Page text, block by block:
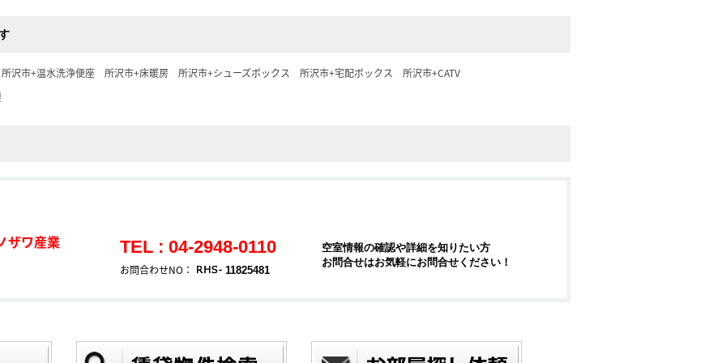
所沢市+温水洗浄便座 所沢市+床暖房 所沢市+シューズボックス 所沢市+宅配ボックス
所沢市+CATV
ザワ産業 TEL : 04-2948-0110
お問合わせNO： 11825481
空室情報の確認や詳細を知りたい方
お問合せはお気軽にお問合せください！